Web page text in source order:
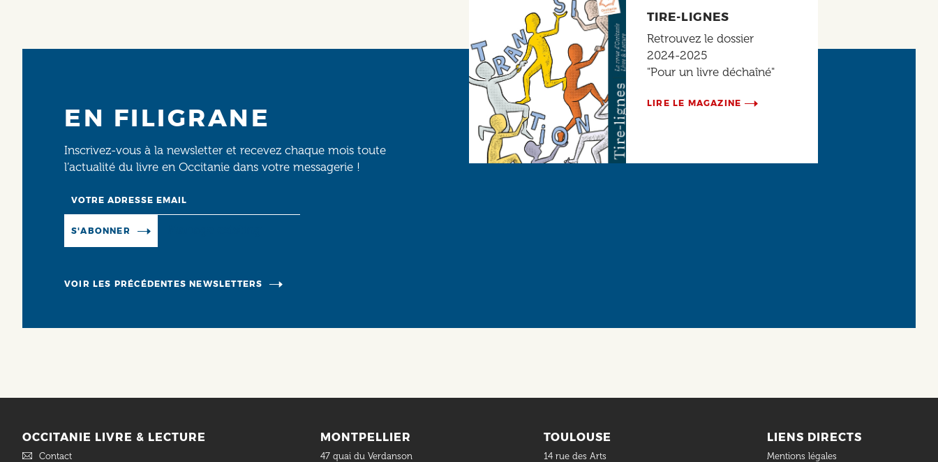
EN FILIGRANE
Inscrivez-vous à la newsletter et recevez chaque mois toute
l’actualité du livre en Occitanie dans votre messagerie !
S'ABONNER
VOIR LES PRÉCÉDENTES NEWSLETTERS
TIRE-LIGNES
Retrouvez le dossier
2024-2025
"Pour un livre déchaîné"
LIRE LE MAGAZINE
OCCITANIE LIVRE & LECTURE
Contact
MONTPELLIER
47 quai du Verdanson
TOULOUSE
14 rue des Arts
LIENS DIRECTS
Mentions légales